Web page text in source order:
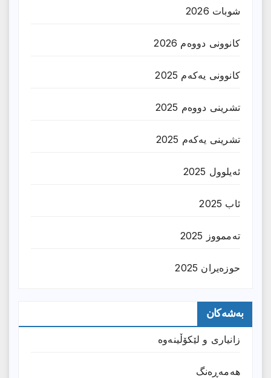
شوبات 2026
کانوونی دووەم 2026
کانوونی یەکەم 2025
تشرینی دووەم 2025
تشرینی یەکەم 2025
ئەیلوول 2025
ئاب 2025
تەممووز 2025
حوزه‌یران 2025
بەشەکان
زانیارى و لێکۆڵینەوە
هەمەڕەنگ